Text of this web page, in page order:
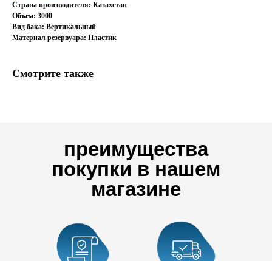
Страна производителя: Казахстан
Объем: 3000
Вид бака: Вертикальный
Материал резервуара: Пластик
Смотрите также
преимущества
покупки в нашем
магазине